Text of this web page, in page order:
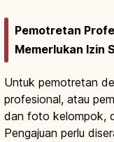
Pemotretan
Memerlukan Izin
Untuk pemotretan
profesional, atau
dan foto kelompok,
Pengajuan perlu